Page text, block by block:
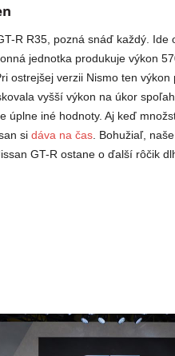
R R35, pozná snáď každý. Ide
jednotka produkuje výkon
ostrejšej verzii Nismo ten
vyšší výkon na úkor
úplne iné hodnoty. Aj keď
si dáva na čas. Bohužiaľ,
GT-R ostane o ďalší rôčik